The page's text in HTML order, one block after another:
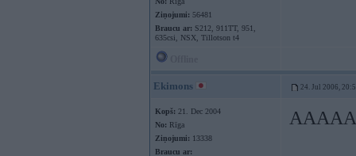
Ziņojumi: 56481
Braucu ar: S212, 911TT, 951,
635csi, NSX, Tillotson t4
Ekimons 24. Jul 2006,
Kopš: 21. Dec 2004
No: Rīga
Ziņojumi: 13338
Braucu ar: